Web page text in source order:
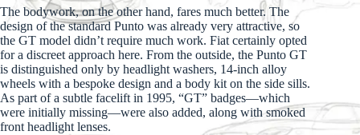
The bodywork, on the other hand, fares much better. The
design of the standard Punto was already very attractive, so
the GT model didn’t require much work. Fiat certainly opted
for a discreet approach here. From the outside, the Punto GT
is distinguished only by headlight washers, 14-inch alloy
wheels with a bespoke design and a body kit on the side sills.
As part of a subtle facelift in 1995, “GT” badges—which
were initially missing—were also added, along with smoked
front headlight lenses.